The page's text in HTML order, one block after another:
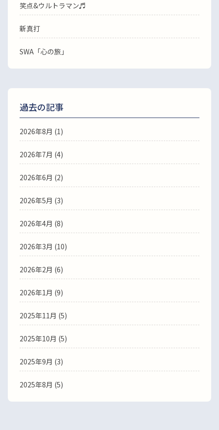
笑点&ウルトラマン♬
新真打
SWA「心の旅」
過去の記事
2026年8月 (1)
2026年7月 (4)
2026年6月 (2)
2026年5月 (3)
2026年4月 (8)
2026年3月 (10)
2026年2月 (6)
2026年1月 (9)
2025年11月 (5)
2025年10月 (5)
2025年9月 (3)
2025年8月 (5)